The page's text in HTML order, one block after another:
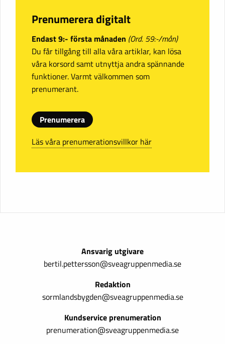
Prenumerera digitalt
Endast 9:- första månaden (Ord. 59:-/mån)
Du får tillgång till alla våra artiklar, kan lösa
våra korsord samt utnyttja andra spännande
funktioner. Varmt välkommen som
prenumerant.
Prenumerera
Läs våra prenumerationsvillkor här
Ansvarig utgivare
bertil.pettersson@sveagruppenmedia.se
Redaktion
sormlandsbygden@sveagruppenmedia.se
Kundservice prenumeration
prenumeration@sveagruppenmedia.se